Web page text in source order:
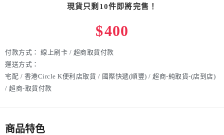
現貨只剩10件即將完售！
$400
付款方式： 線上刷卡 / 超商取貨付款
運送方式：
宅配 / 香港Circle K便利店取貨 / 國際快遞(順豐) / 超商-純取貨-(店到店)
/ 超商-取貨付款
商品特色